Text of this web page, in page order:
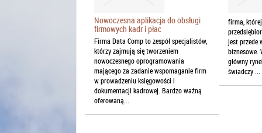
Nowoczesna aplikacja do obsługi
firmowych kadr i płac
Firma Data Comp to zespół specjalistów,
którzy zajmują się tworzeniem
nowoczesnego oprogramowania
mającego za zadanie wspomaganie firm
w prowadzeniu księgowości i
dokumentacji kadrowej. Bardzo ważną
oferowaną...
firma,
jest przede
biznesowe.
główny
świadczy ...